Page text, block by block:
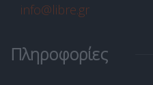
info@libre.gr
Πληροφορίες